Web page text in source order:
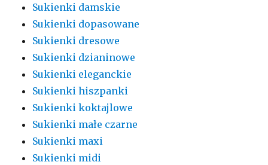
Sukienki damskie
Sukienki dopasowane
Sukienki dresowe
Sukienki dzianinowe
Sukienki eleganckie
Sukienki hiszpanki
Sukienki koktajlowe
Sukienki małe czarne
Sukienki maxi
Sukienki midi